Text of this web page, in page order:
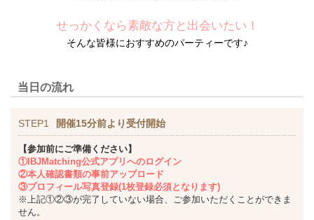
せっかくなら素敵な方と出会いたい！
そんな皆様におすすめのパーティーです♪
当日の流れ
STEP1 開催15分前より受付開始
【参加前にご準備ください】
①IBJMatching公式アプリへのログイン
②本人確認書類の事前アップロード
③プロフィール写真登録(1枚登録必須となります)
※上記①②③が完了していない場合、ご参加いただくことができま
せん。